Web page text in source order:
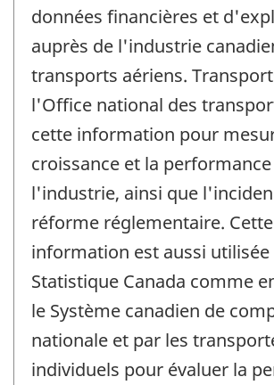
données financières et
auprès de l'industrie
transports aériens.
l'Office national des
cette information pour
croissance et la
l'industrie, ainsi que
réforme réglementaire. Cette
information est aussi utilisée
Statistique Canada comme
le Système canadien de
nationale et par les
individuels pour évaluer la